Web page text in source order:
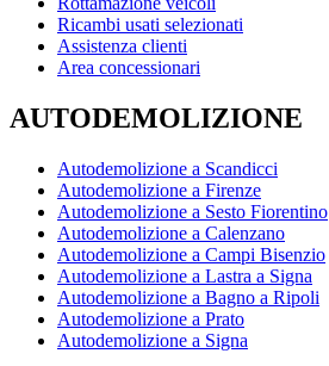
Ricambi usati selezionati
Assistenza clienti
Area concessionari
AUTODEMOLIZIONE
Autodemolizione a Scandicci
Autodemolizione a Firenze
Autodemolizione a Sesto Fiorentino
Autodemolizione a Calenzano
Autodemolizione a Campi Bisenzio
Autodemolizione a Lastra a Signa
Autodemolizione a Bagno a Ripoli
Autodemolizione a Prato
Autodemolizione a Signa